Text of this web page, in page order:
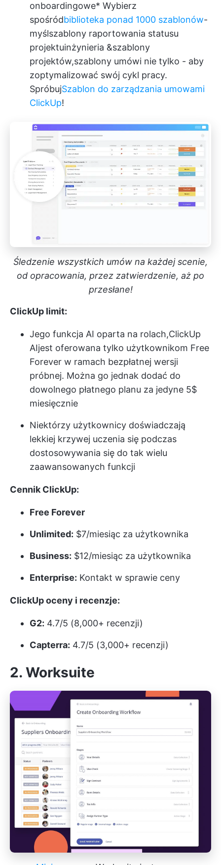
onboardingowe* Wybierz
spośródbiblioteka ponad 1000 szablonów-
myślszablony raportowania statusu
projektuinżynieria &szablony
projektów,szablony umówi nie tylko - aby
zoptymalizować swój cykl pracy.
SpróbujSzablon do zarządzania umowami
ClickUp!
Śledzenie wszystkich umów na każdej scenie,
od opracowania, przez zatwierdzenie, aż po
przesłane!
ClickUp limit:
Jego funkcja AI oparta na rolach,ClickUp
AIjest oferowana tylko użytkownikom Free
Forever w ramach bezpłatnej wersji
próbnej. Można go jednak dodać do
dowolnego płatnego planu za jedyne 5$
miesięcznie
Niektórzy użytkownicy doświadczają
lekkiej krzywej uczenia się podczas
dostosowywania się do tak wielu
zaawansowanych funkcji
Cennik ClickUp:
Free Forever
Unlimited: $7/miesiąc za użytkownika
Business: $12/miesiąc za użytkownika
Enterprise: Kontakt w sprawie ceny
ClickUp oceny i recenzje:
G2: 4.7/5 (8,000+ recenzji)
Capterra: 4.7/5 (3,000+ recenzji)
2. Worksuite